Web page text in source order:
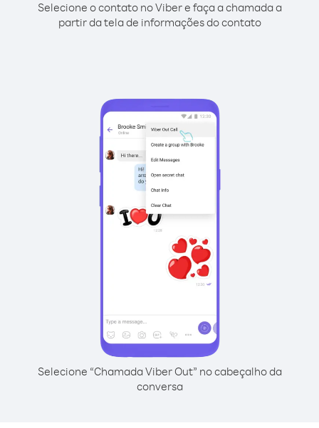
Selecione o contato no Viber e faça a chamada a
partir da tela de informações do contato
Selecione “Chamada Viber Out” no cabeçalho da
conversa